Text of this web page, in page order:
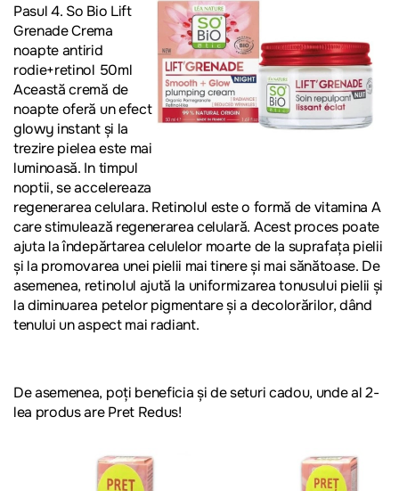
Pasul 4. So Bio Lift
Grenade Crema
noapte antirid
rodie+retinol 50ml
Această cremă de
noapte oferă un efect
glowy instant și la
trezire pielea este mai
luminoasă. In timpul
noptii, se accelereaza
regenerarea celulara. Retinolul este o formă de vitamina A
care stimulează regenerarea celulară. Acest proces poate
ajuta la îndepărtarea celulelor moarte de la suprafața pielii
și la promovarea unei pielii mai tinere și mai sănătoase. De
asemenea, retinolul ajută la uniformizarea tonusului pielii și
la diminuarea petelor pigmentare și a decolorărilor, dând
tenului un aspect mai radiant.
De asemenea, poți beneficia și de seturi cadou, undeal 2-
lea produs are Pret Redus!